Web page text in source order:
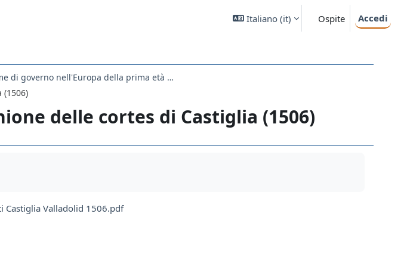
Italiano ‎(it)‎ Ospite Accedi
Lezioni 5-6 Forme di governo nell'Europa della prima età moderna.
delle cortes di Castiglia (1506)
Castiglia Valladolid 1506.pdf